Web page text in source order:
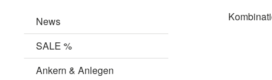
News
SALE %
Ankern & Anlegen